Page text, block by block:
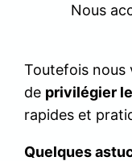
Nous
Toutefois nous
de privilégier
rapides et
Quelques